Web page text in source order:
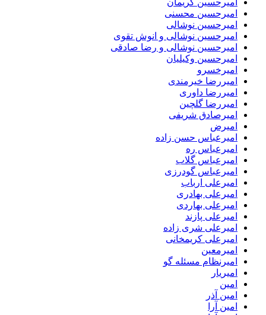
امیرحسین محسنی
امیرحسین نوشالی
امیرحسین نوشالی و انوش تقوی
امیرحسین نوشالی و رضا صادقی
امیرحسین وکیلیان
امیرخسرو
امیررضا خیرمندی
امیررضا داوری
امیررضا گلچین
امیرصادق شریفی
امیرض
امیرعباس حسن زاده
امیرعباس ره
امیرعباس گلاب
امیرعباس گودرزی
امیرعلی ارباب
امیرعلی بهادری
امیرعلی بهاردی
امیرعلی پازند
امیرعلی شری زاده
امیرعلی کریمخانی
امیرمعین
امیرنظام مسئله گو
امیریار
امین
امین آذر
امین آرا